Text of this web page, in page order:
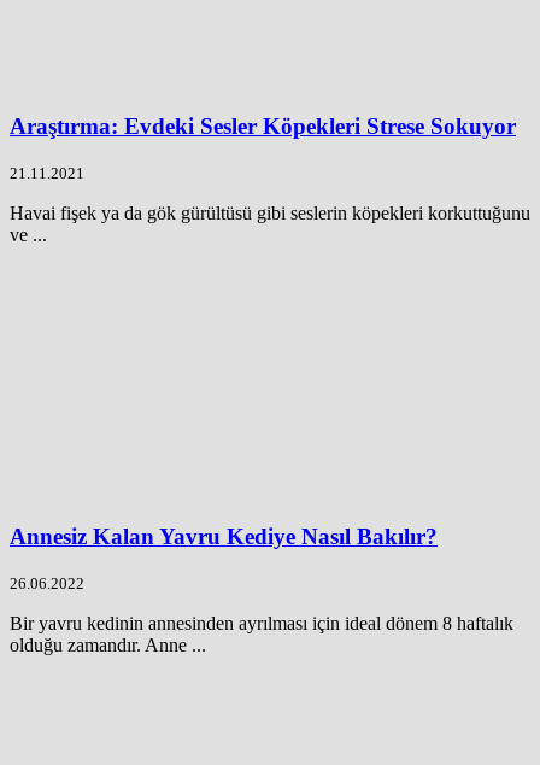
Araştırma: Evdeki Sesler Köpekleri Strese Sokuyor
21.11.2021
Havai fişek ya da gök gürültüsü gibi seslerin köpekleri korkuttuğunu
ve ...
Annesiz Kalan Yavru Kediye Nasıl Bakılır?
26.06.2022
Bir yavru kedinin annesinden ayrılması için ideal dönem 8 haftalık
olduğu zamandır. Anne ...